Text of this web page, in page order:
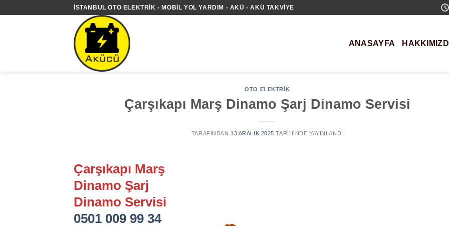
İSTANBUL OTO ELEKTRIK - MOBIL YOL YARDIM - AKÜ - AKÜ TAKVIYE
ANASAYFA
OTO ELEKTRIK
Çarşıkapı Marş Dinamo Şarj Dinamo Servisi
TARAFINDAN 13 ARALIK 2025 TARIHINDE YAYINLANDI
Çarşıkapı Marş
Dinamo Şarj
Dinamo Servisi
0501 009 99 34